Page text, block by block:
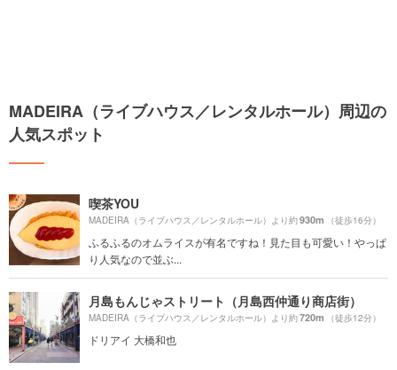
MADEIRA（ライブハウス／レンタルホール）周辺の
人気スポット
喫茶YOU
MADEIRA（ライブハウス／レンタルホール）より約930m （徒歩16分）
ふるふるのオムライスが有名ですね！見た目も可愛い！やっぱ
り人気なので並ぶ...
月島もんじゃストリート（月島西仲通り商店街）
MADEIRA（ライブハウス／レンタルホール）より約720m （徒歩12分）
ドリアイ 大橋和也